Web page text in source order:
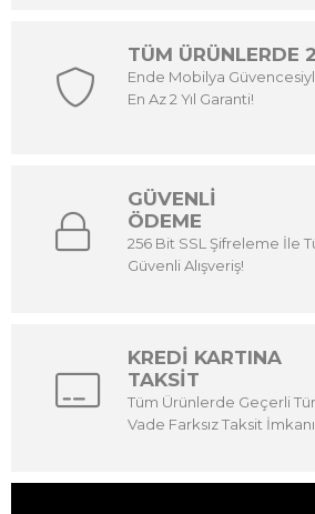
TÜM ÜRÜNLERDE
Ende Mobilya
En Az 2 Yıl Garanti!
GÜVENLİ
ÖDEME
256 Bit SSL Şifreleme İle
Güvenli Alışveriş!
KREDİ KARTINA
TAKSİT
Tüm Ürünlerde Geçerli
Vade Farksız Taksit